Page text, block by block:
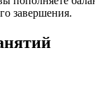
завершения.